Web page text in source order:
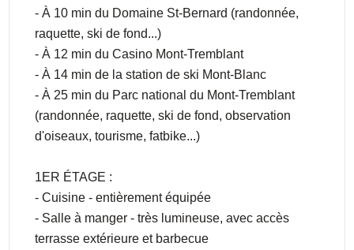
- À 10 min du Domaine St-Bernard (randonnée,
raquette, ski de fond...)
- À 12 min du Casino Mont-Tremblant
- À 14 min de la station de ski Mont-Blanc
- À 25 min du Parc national du Mont-Tremblant
(randonnée, raquette, ski de fond, observation
d'oiseaux, tourisme, fatbike...)
1ER ÉTAGE :
- Cuisine - entièrement équipée
- Salle à manger - très lumineuse, avec accès
terrasse extérieure et barbecue